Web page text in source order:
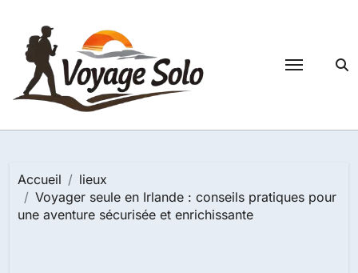
contenu
Accueil
lieux
Voyager seule en Irlande : conseils pratiques pour
une aventure sécurisée et enrichissante